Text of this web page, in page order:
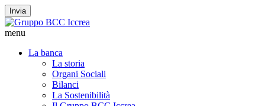
Invia
menu
La banca
La storia
Organi Sociali
Bilanci
La Sostenibilità